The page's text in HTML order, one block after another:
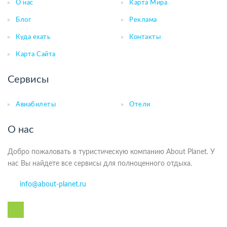
О нас Карта Мира
Блог Реклама
Куда ехать Контакты
Карта Сайта
Сервисы
Авиабилеты Отели
О нас
Добро пожаловать в туристическую компанию About Planet. У
нас Вы найдете все сервисы для полноценного отдыха.
info@about-planet.ru